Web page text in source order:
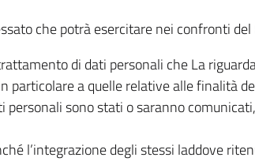
che potrà esercitare nei confronti
di dati personali che La
particolare a quelle relative alle finalità
sono stati o saranno
l’integrazione degli stessi laddove